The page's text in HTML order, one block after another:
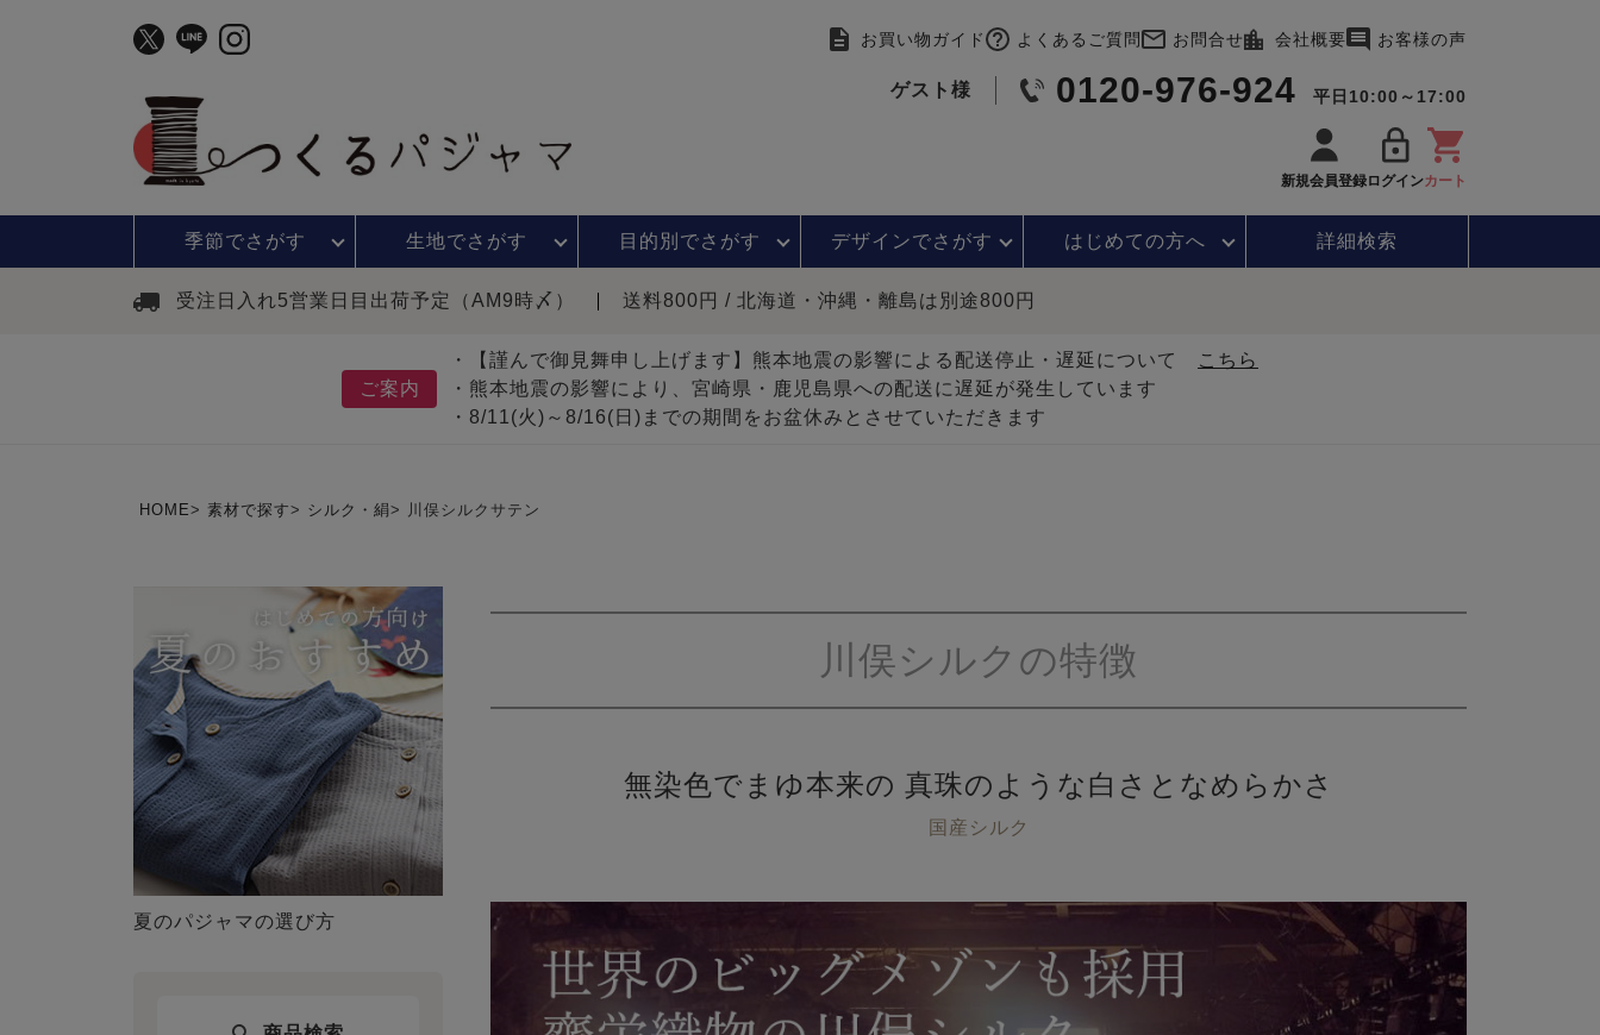
お買い物ガイド よくあるご質問 お問合せ 会社概要 お客様の声
ゲスト様 0120-976-924 平日10:00～17:00
新規会員登録ログインカート
季節でさがす 生地でさがす 目的別でさがす デザインでさがす はじめての方へ 詳細検索
受注日入れ5営業日目出荷予定（AM9時〆） 送料800円 / 北海道・沖縄・離島は別途800円
ご案内
・【謹んで御見舞申し上げます】熊本地震の影響による配送停止・遅延について
こちら
・熊本地震の影響により、宮崎県・鹿児島県への配送に遅延が発生しています
・8/11(火)～8/16(日)までの期間をお盆休みとさせていただきます
HOME 素材で探す シルク・絹 川俣シルクサテン
夏のパジャマの選び方
川俣シルクの特徴
無染色でまゆ本来の 真珠のような白さとなめらかさ
国産シルク